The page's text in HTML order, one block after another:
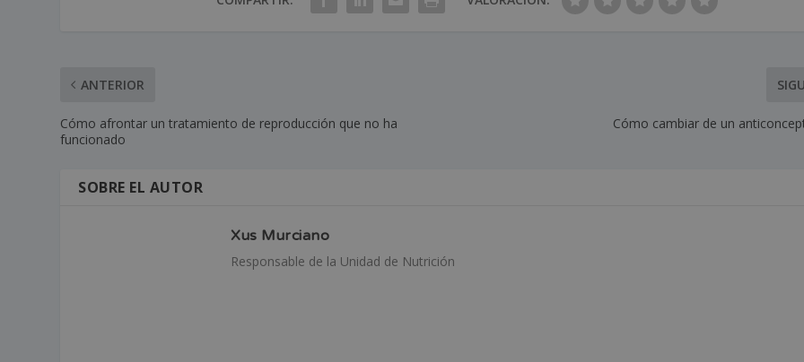
ANTERIOR
Cómo afrontar un tratamiento de reproducción que no ha
funcionado
Cómo cambiar de un
SOBRE EL AUTOR
Xus Murciano
Responsable de la Unidad de Nutrición